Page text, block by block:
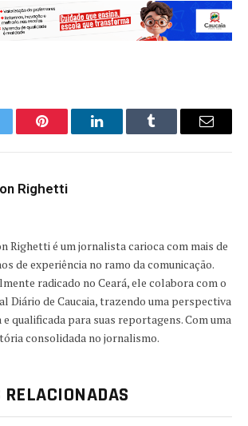
Pinterest LinkedInTumblr Email
Righetti
Righetti é um jornalista carioca com mais de
de experiência no ramo da comunicação.
radicado no Ceará, ele colabora com o
Diário de Caucaia, trazendo uma perspectiva
e qualificada para suas reportagens. Com uma
consolidada no jornalismo.
RELACIONADAS